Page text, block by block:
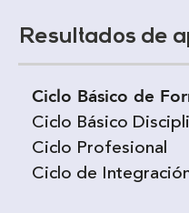
Resultados de
Ciclo Básico de
Ciclo Básico
Ciclo Profesional
Ciclo de